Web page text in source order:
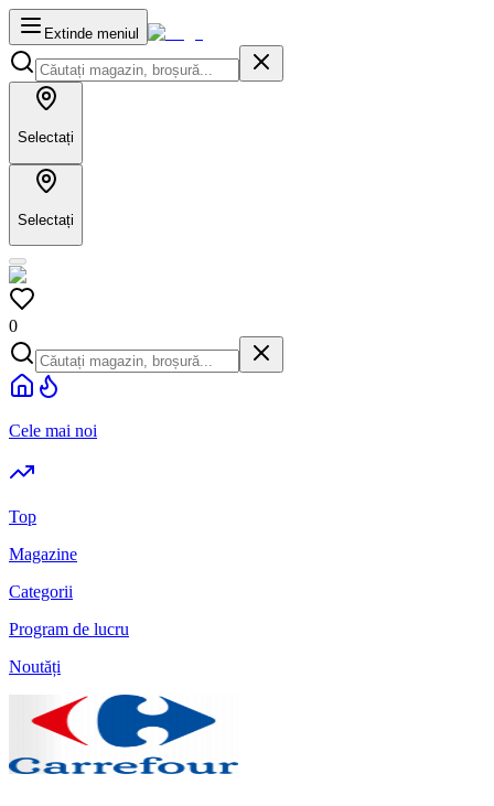
Extinde meniul
Selectați
Selectați
0
Cele mai noi
Top
Magazine
Categorii
Program de lucru
Noutăți